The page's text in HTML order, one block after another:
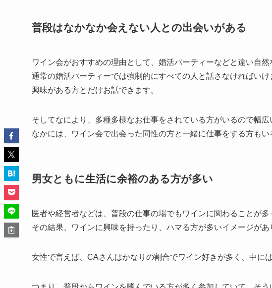
普段はなかなか会えない人との出会いがある
ワイン会がおすすめの理由として、婚活パーティーなどと違い自然
通常の婚活パーティーでは強制的にすべての人と話さなければい
興味がある方とだけお話できます。
そしてなにより、多種多様なお仕事をされている方がいるので幅広
なかには、ワイン会で出会った同性の方と一緒に仕事をする方も
男女ともに生活に余裕のある方が多い
医者や経営者などは、普段の仕事の場でもワインに関わることが多
その結果、ワインに興味を持ったり、ハマる方が多いイメージがあ
女性で言えば、CAさんはかなりの割合でワイン好きが多く、中に